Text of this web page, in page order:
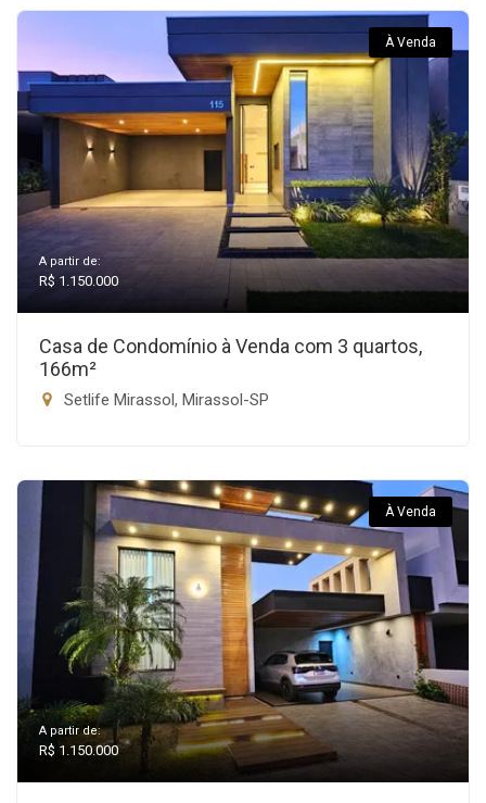
À Venda
A partir de:
R$ 1.150.000
Casa de Condomínio à Venda com 3 quartos,
166m²
Setlife Mirassol, Mirassol-SP
À Venda
A partir de:
R$ 1.150.000